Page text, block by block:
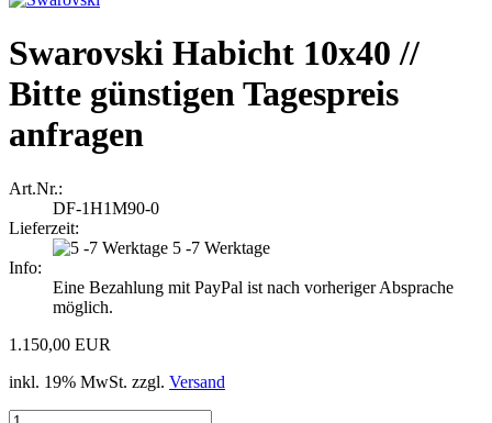
Swarovski Habicht 10x40 //
Bitte günstigen Tagespreis
anfragen
Art.Nr.:
DF-1H1M90-0
Lieferzeit:
5 -7 Werktage
Info:
Eine Bezahlung mit PayPal ist nach vorheriger Absprache
möglich.
1.150,00 EUR
inkl. 19% MwSt. zzgl. Versand